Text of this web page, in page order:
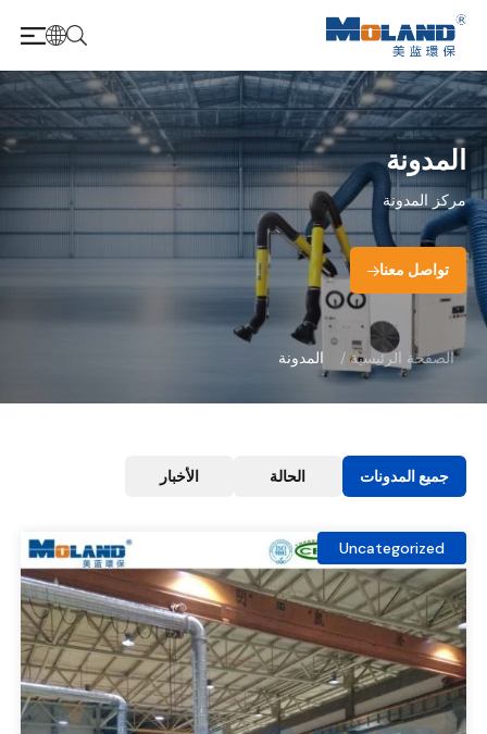
المدونة
مركز المدونة
تواصل معنا
الصفحة الرئيسية/ المدونة
جميع المدونات الحالة الأخبار
Uncategorized